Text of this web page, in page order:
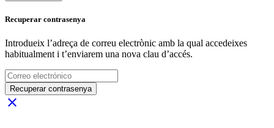
Recuperar contrasenya
Introdueix l’adreça de correu electrònic amb la qual accedeixes
habitualment i t’enviarem una nova clau d’accés.
Recuperar contrasenya
close